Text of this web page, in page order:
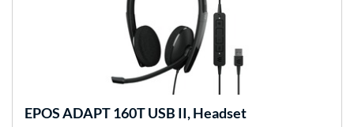
EPOSADAPT 160T USB II, Headset